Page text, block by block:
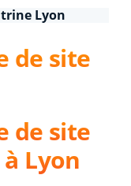
Lyon
de site
de site
Lyon